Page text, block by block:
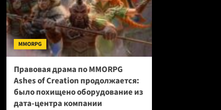
MMORPG
Правовая драма по MMORPG
Ashes of Creation продолжается:
было похищено оборудование из
дата-центра компании